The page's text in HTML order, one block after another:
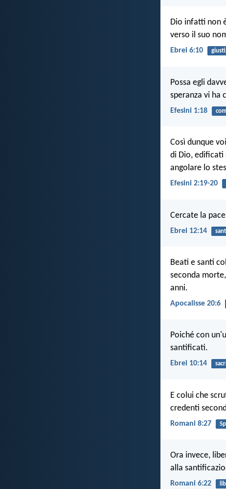
Dio infatti non
verso il suo
Ebrei 6:10
Possa egli
speranza vi ha
Efesini 1:18
Così dunque
di Dio, edificati
angolare lo
Efesini 2:19-20
Cercate la
Ebrei 12:14
Beati e santi
seconda
anni.
Apocalisse 20:6
Poiché con
santificati.
Ebrei 10:14
E colui che
credenti
Romani 8:27
Ora invece,
alla
Romani 6:22